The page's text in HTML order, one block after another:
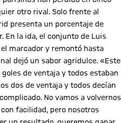
otro rival. Solo frente al
presenta un porcentaje de
En la ida, el conjunto de Luis
marcador y remontó hasta
dejó un sabor agridulce. «Este
de ventaja y todos estaban
dos de ventaja y todos decían
No vamos a volvernos
facilidad, pero nosotros